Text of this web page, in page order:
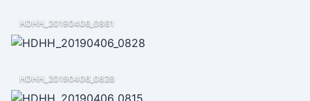
HDHH_20190406_0861
HDHH_20190406_0828